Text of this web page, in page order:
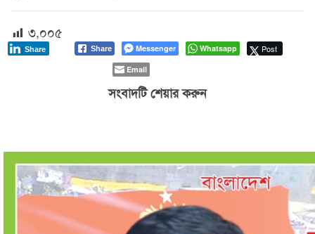
৩,০০৫
Share Messenger Whatsapp Post
Share
Email
সংবাদটি শেয়ার করুন